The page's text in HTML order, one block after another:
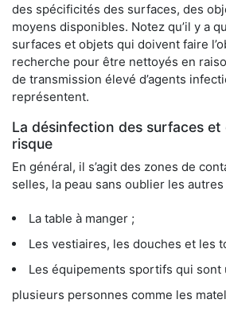
des spécificités des surfaces, des
moyens disponibles. Notez qu’il y a
surfaces et objets qui doivent faire
recherche pour être nettoyés en
de transmission élevé d’agents
représentent.
La désinfection des surfaces et
risque
En général, il s’agit des zones de
selles, la peau sans oublier les
La table à manger ;
Les vestiaires, les douches et les
Les équipements sportifs qui sont
plusieurs personnes comme les